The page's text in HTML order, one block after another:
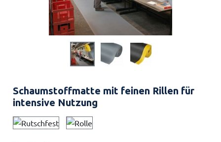
Schaumstoffmatte mit feinen Rillen für
intensive Nutzung